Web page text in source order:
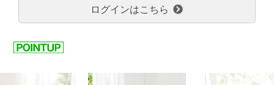
ログインはこちら